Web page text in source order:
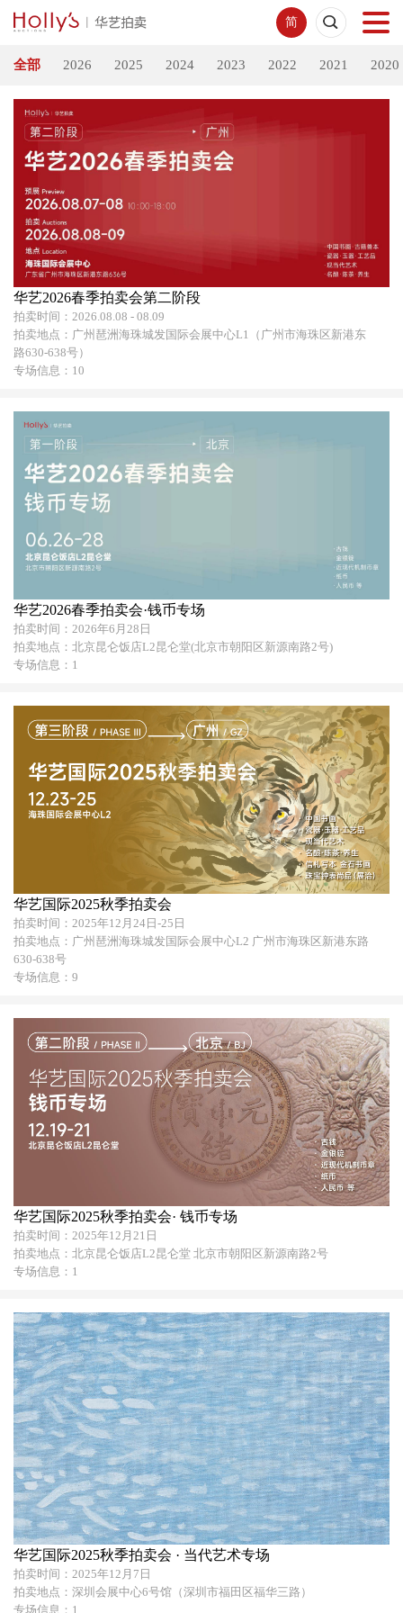
简
首页
拍卖预展
网络拍卖
新闻中心
全部 2026 2025 2024 2023 2022 2021 2020
华艺2026春季拍卖会第二阶段
拍卖时间：2026.08.08 - 08.09
拍卖地点：广州琶洲海珠城发国际会展中心L1（广州市海珠区新港东
路630-638号）
专场信息：10
华艺2026春季拍卖会·钱币专场
拍卖时间：2026年6月28日
拍卖地点：北京昆仑饭店L2昆仑堂(北京市朝阳区新源南路2号)
专场信息：1
华艺国际2025秋季拍卖会
拍卖时间：2025年12月24日-25日
拍卖地点：广州琶洲海珠城发国际会展中心L2 广州市海珠区新港东路
630-638号
专场信息：9
华艺国际2025秋季拍卖会· 钱币专场
拍卖时间：2025年12月21日
拍卖地点：北京昆仑饭店L2昆仑堂 北京市朝阳区新源南路2号
专场信息：1
华艺国际2025秋季拍卖会 · 当代艺术专场
拍卖时间：2025年12月7日
拍卖地点：深圳会展中心6号馆（深圳市福田区福华三路）
专场信息：1